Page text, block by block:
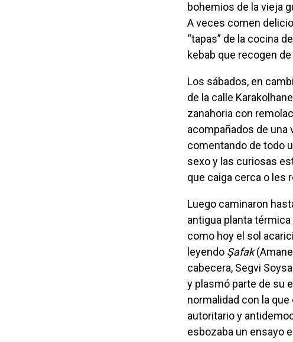
bohemios de la vieja
A veces comen
“tapas” de la cocina
kebab que recogen
Los sábados, en cambio, desayunan a media mañana en la terraza de Küff, un café
de la calle
zanahoria con
acompañados de una
comentando de todo
sexo y las curiosas
que caiga cerca o les
Luego caminaron
antigua planta térmica
como hoy el sol
leyendo Şafak
cabecera, Segvi
y plasmó parte de su
normalidad con la
autoritario y
esbozaba un ensayo